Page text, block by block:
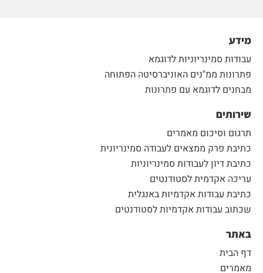
מידע
עבודות סמינריוניות לדוגמא
פתרונות ממ"נים האוניברסיטה הפתוחה
מבחנים לדוגמא עם פתרונות
שירותים
תרגום וסיכום מאמרים
כתיבת פרק ממצאים לעבודה סמינריונית
כתיבת דיון לעבודות סמינריוניות
עריכה אקדמית לסטודנטים
כתיבת עבודות אקדמיות באנגלית
שכתוב עבודות אקדמיות לסטודנטים
באתר
דף הבית
מאמרים